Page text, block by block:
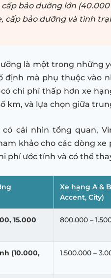
cấp bảo dưỡng lớn
cấp bảo dưỡng và tình
là một trong những
định mà phụ thuộc vào
chi phí thấp hơn xe
km, và lựa chọn giữa
cái nhìn tổng quan,
khảo cho các dòng
phí ước tính và có thể
Xe hạng A &
Accent, City)
15.000
800.000 –
(10.000,
1.500.000 –